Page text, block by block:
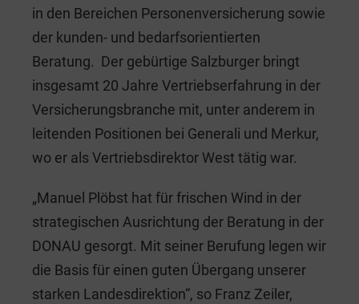
in den Bereichen Personenversicherung sowie
der kunden- und bedarfsorientierten
Beratung. Der gebürtige Salzburger bringt
insgesamt 20 Jahre Vertriebserfahrung in der
Versicherungsbranche mit, unter anderem in
leitenden Positionen bei Generali und Merkur,
wo er als Vertriebsdirektor West tätig war.
„Manuel Plöbst hat für frischen Wind in der
strategischen Ausrichtung der Beratung in der
DONAU gesorgt. Mit seiner Berufung legen wir
die Basis für einen guten Übergang unserer
starken Landesdirektion“, so Franz Zeiler,